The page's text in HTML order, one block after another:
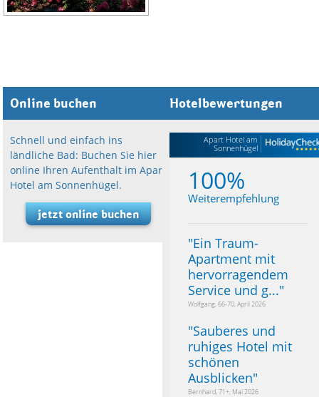
Online buchen
Schnell und einfach ins
ländliche Bad: Buchen Sie hier
online Ihren Aufenthalt im Apart
Hotel am Sonnenhügel.
jetzt online buchen
Hotelbewertungen
Apart Hotel am
Sonnenhügel
100%
Weiterempfehlung
"Ein Traum-
Apartment mit
hervorragendem
Service und g..."
Wolfgang, 66-70, April 2026
"Sauberes und
ruhiges Hotel mit
schönen
Ausblicken"
Bernhard, 71+, Mai 2026